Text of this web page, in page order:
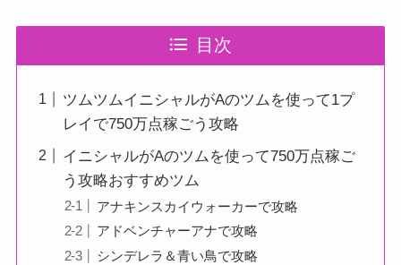
目次
ツムツムイニシャルがAのツムを使って1プ
レイで750万点稼ごう攻略
イニシャルがAのツムを使って750万点稼ご
う攻略おすすめツム
アナキンスカイウォーカーで攻略
アドベンチャーアナで攻略
シンデレラ＆青い鳥で攻略